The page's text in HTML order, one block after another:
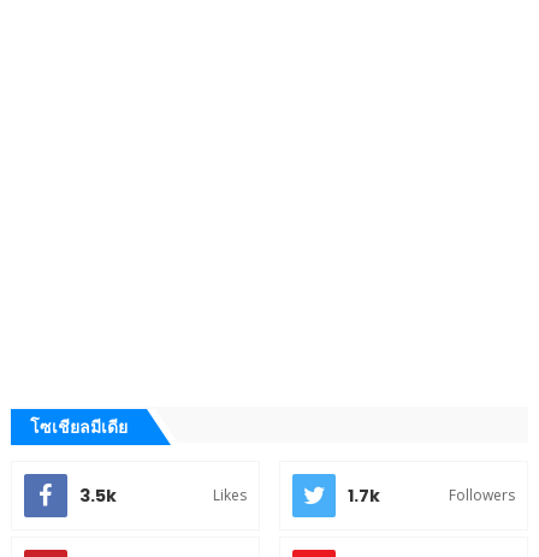
โซเชียลมีเดีย
3.5k Likes 1.7k Followers